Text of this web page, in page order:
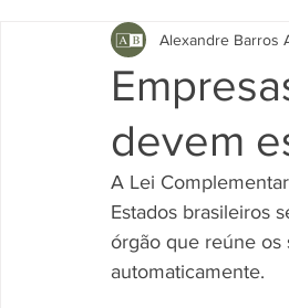
devem
Alexandre Barros
A Lei
Estados brasileiros
órgão que reúne os
automaticamente.